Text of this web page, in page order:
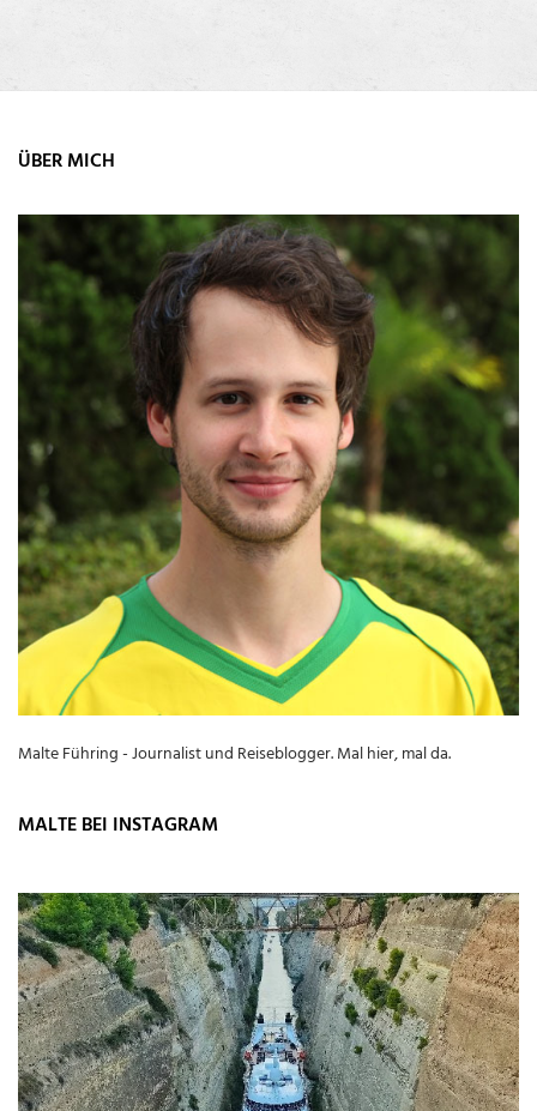
ÜBER MICH
Malte Führing - Journalist und Reiseblogger. Mal hier, mal da.
MALTE BEI INSTAGRAM